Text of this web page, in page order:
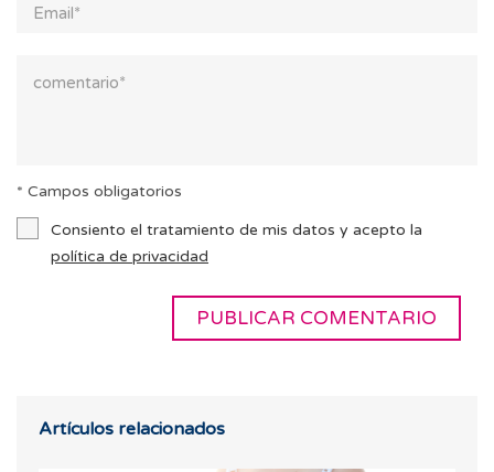
* Campos obligatorios
Consiento el tratamiento de mis datos y acepto la
política de privacidad
Artículos relacionados